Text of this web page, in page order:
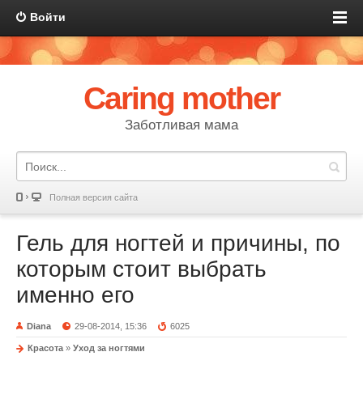
Войти
Caring mother
Заботливая мама
Полная версия сайта
Гель для ногтей и причины, по
которым стоит выбрать
именно его
Diana 29-08-2014, 15:36 6025
Красота » Уход за ногтями